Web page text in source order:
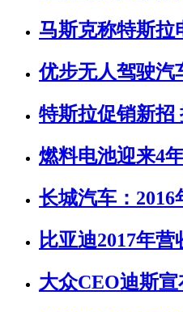
马斯克称特斯拉
优步无人驾驶汽
特斯拉促销新招
燃料电池迎来4
长城汽车：2016
比亚迪2017年
大众CEO迪斯